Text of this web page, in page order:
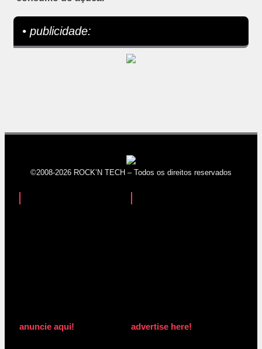
• publicidade:
©2008-2026 ROCK’N TECH – Todos os direitos reservados
anuncie aqui! advertise here!